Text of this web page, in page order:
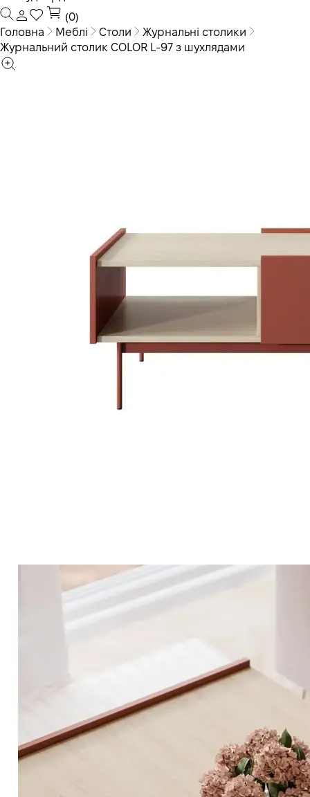
(0)
Головна
Меблі Столи
Журнальні столики
Журнальний столик COLOR L-97 з шухлядами